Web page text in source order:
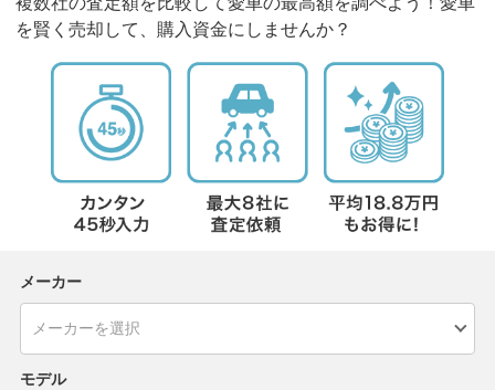
を賢く売却して、購入資金にしませんか？
メーカー
モデル